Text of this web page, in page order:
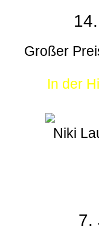
Großer
In der
Niki
7.